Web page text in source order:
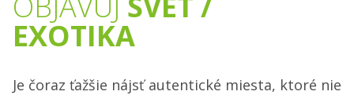
EXOTIKA
Je čoraz ťažšie nájsť autentické miesta, ktoré nie